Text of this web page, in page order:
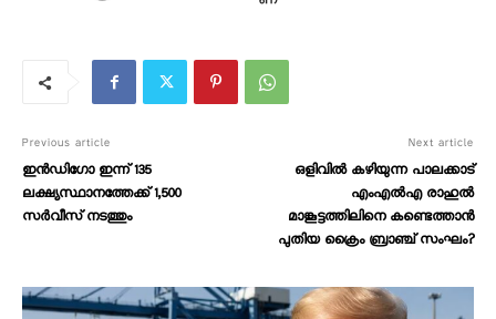
Previous article
ഇൻഡിഗോ ഇന്ന് 135
ലക്ഷ്യസ്ഥാനത്തേക്ക് 1,500
സർവീസ് നടത്തും
Next article
ഒളിവിൽ കഴിയുന്ന പാലക്കാട്
എംഎൽഎ രാഹുൽ
മാങ്കൂട്ടത്തിലിനെ കണ്ടെത്താൻ
പുതിയ ക്രൈം ബ്രാഞ്ച് സംഘം?